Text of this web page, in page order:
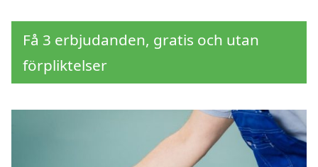
Få 3 erbjudanden, gratis och utan
förpliktelser